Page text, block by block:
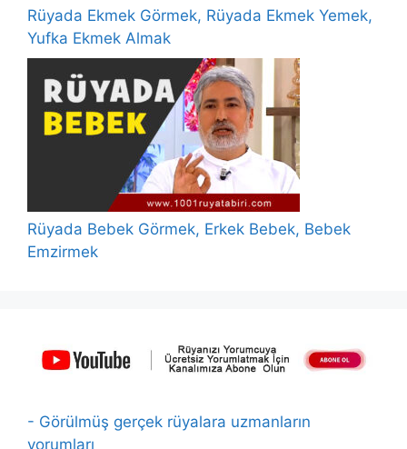
Rüyada Ekmek Görmek, Rüyada Ekmek Yemek,
Yufka Ekmek Almak
Rüyada Bebek Görmek, Erkek Bebek, Bebek
Emzirmek
- Görülmüş gerçek rüyalara uzmanların
yorumları